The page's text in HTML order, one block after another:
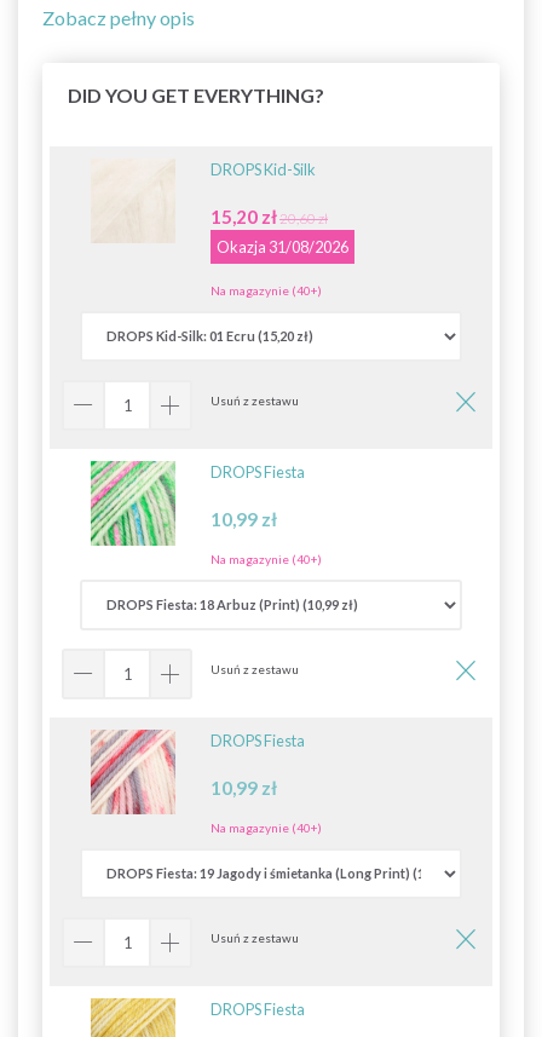
Zobacz pełny opis
DID YOU GET EVERYTHING?
DROPS Kid-Silk
15,20 zł20,60 zł
Okazja 31/08/2026
Na magazynie (40+)
Usuń z zestawu
DROPS Fiesta
10,99 zł
Na magazynie (40+)
Usuń z zestawu
DROPS Fiesta
10,99 zł
Na magazynie (40+)
Usuń z zestawu
DROPS Fiesta